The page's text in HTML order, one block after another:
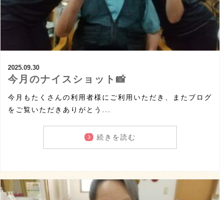
2025.09.30
今月のナイスショット📸
今月もたくさんの利用者様にご利用いただき、またブログ
をご覧いただきありがとう...
続きを読む